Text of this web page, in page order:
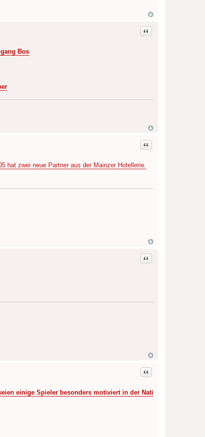
Zitat
Bos
Zitat
hat zwei neue Partner aus der Mainzer Hotellerie.
Zitat
Zitat
einige Spieler besonders motiviert in der Nati